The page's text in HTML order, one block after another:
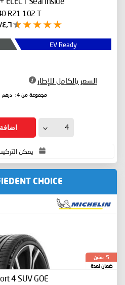
R21 102 T
٤٫٦/5
EV Ready
السعر بالكامل للإطار
مجموعة من 4: درهم
يمكن
CHOICE
5 سنين
ضمان لمدة
4 SUV GOE